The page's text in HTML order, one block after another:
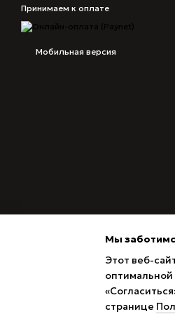
Принимаем к оплате
Мобильная версия
Мы
Этот веб-
оптимальной
странице